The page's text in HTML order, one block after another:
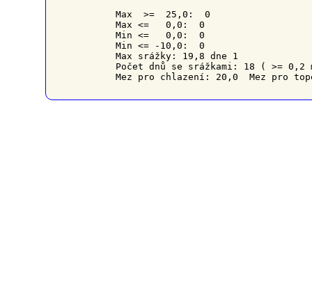
Max  >=  25,0:  0
Max <=   0,0:  0
Min <=   0,0:  0
Min <= -10,0:  0
Max srážky: 19,8 dne 1
Počet dnů se srážkami: 18 ( >= 0,2